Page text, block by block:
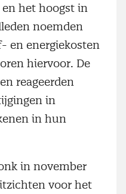
het hoogst in
noemden
en energiekosten
hiervoor. De
reageerden
in
in hun
in november
voor het